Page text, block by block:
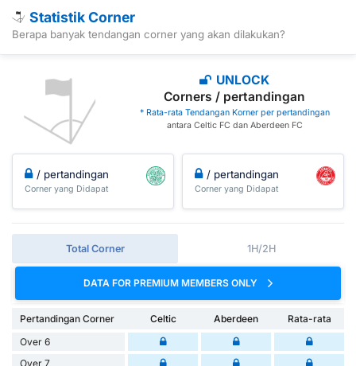
Statistik Corner
Berapa banyak tendangan corner yang akan dilakukan?
UNLOCK
Corners / pertandingan
* Rata-rata Tendangan Korner per pertandingan
antara Celtic FC dan Aberdeen FC
/ pertandingan
Corner yang Didapat
/ pertandingan
Corner yang Didapat
Total Corner 1H/2H
DATA FOR PREMIUM MEMBERS ONLY
Pertandingan Corner Celtic Aberdeen
Rata-rata
Over 6
Over 7